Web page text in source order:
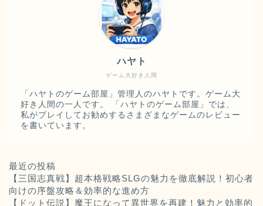
ゲーム大好き人間
ハヤト
「ハヤトのゲーム部屋」管理人のハヤトです。ゲーム大
好き人間の一人です。 「ハヤトのゲーム部屋」では、
私がプレイしてお勧めするさまざまなゲームのレビュー
を書いています。
最近の投稿
【三国志真戦】超本格戦略SLGの魅力を徹底解説！初心者
向けの序盤攻略＆効率的な進め方
【ドット伝説】魔王になって異世界を再建！魅力と効率的